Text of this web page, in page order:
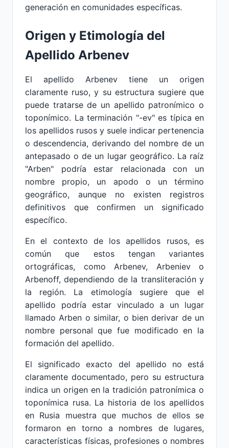
generación en comunidades específicas.
Origen y Etimología del
Apellido Arbenev
El apellido Arbenev tiene un origen
claramente ruso, y su estructura sugiere que
puede tratarse de un apellido patronímico o
toponímico. La terminación "-ev" es típica en
los apellidos rusos y suele indicar pertenencia
o descendencia, derivando del nombre de un
antepasado o de un lugar geográfico. La raíz
"Arben" podría estar relacionada con un
nombre propio, un apodo o un término
geográfico, aunque no existen registros
definitivos que confirmen un significado
específico.
En el contexto de los apellidos rusos, es
común que estos tengan variantes
ortográficas, como Arbenev, Arbeniev o
Arbenoff, dependiendo de la transliteración y
la región. La etimología sugiere que el
apellido podría estar vinculado a un lugar
llamado Arben o similar, o bien derivar de un
nombre personal que fue modificado en la
formación del apellido.
El significado exacto del apellido no está
claramente documentado, pero su estructura
indica un origen en la tradición patronímica o
toponímica rusa. La historia de los apellidos
en Rusia muestra que muchos de ellos se
formaron en torno a nombres de lugares,
características físicas, profesiones o nombres